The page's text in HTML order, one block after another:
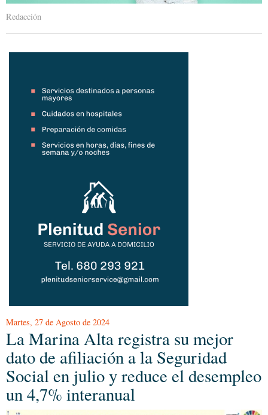
Redacción
Martes, 27 de Agosto de 2024
La Marina Alta registra su mejor
dato de afiliación a la Seguridad
Social en julio y reduce el desempleo
un 4,7% interanual